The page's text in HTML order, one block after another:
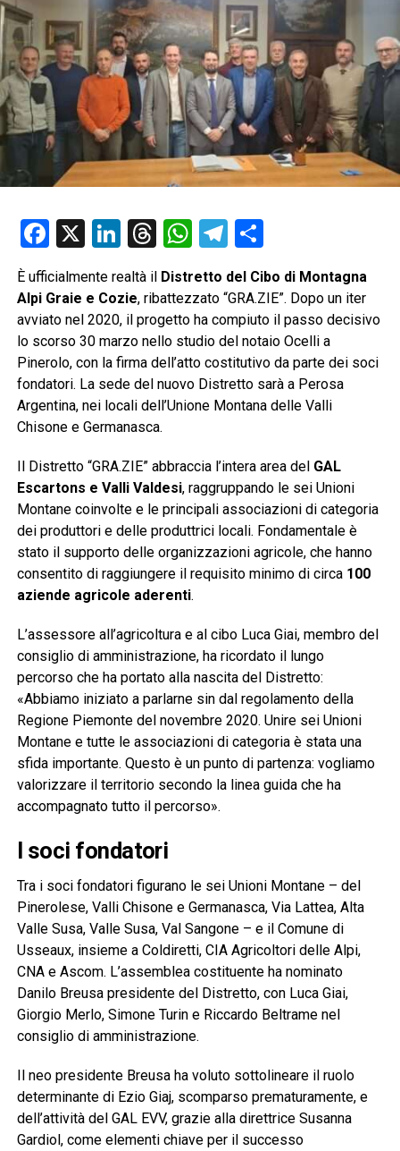
Facebook
X LinkedIn
Threads
WhatsApp
Telegram
Condividi
È ufficialmente realtà il Distretto del Cibo di Montagna
Alpi Graie e Cozie, ribattezzato “GRA.ZIE”. Dopo un iter
avviato nel 2020, il progetto ha compiuto il passo decisivo
lo scorso 30 marzo nello studio del notaio Ocelli a
Pinerolo, con la firma dell’atto costitutivo da parte dei soci
fondatori. La sede del nuovo Distretto sarà a Perosa
Argentina, nei locali dell’Unione Montana delle Valli
Chisone e Germanasca.
Il Distretto “GRA.ZIE” abbraccia l’intera area del GAL
Escartons e Valli Valdesi, raggruppando le sei Unioni
Montane coinvolte e le principali associazioni di categoria
dei produttori e delle produttrici locali. Fondamentale è
stato il supporto delle organizzazioni agricole, che hanno
consentito di raggiungere il requisito minimo di circa 100
aziende agricole aderenti.
L’assessore all’agricoltura e al cibo Luca Giai, membro del
consiglio di amministrazione, ha ricordato il lungo
percorso che ha portato alla nascita del Distretto:
«Abbiamo iniziato a parlarne sin dal regolamento della
Regione Piemonte del novembre 2020. Unire sei Unioni
Montane e tutte le associazioni di categoria è stata una
sfida importante. Questo è un punto di partenza: vogliamo
valorizzare il territorio secondo la linea guida che ha
accompagnato tutto il percorso».
I soci fondatori
Tra i soci fondatori figurano le sei Unioni Montane – del
Pinerolese, Valli Chisone e Germanasca, Via Lattea, Alta
Valle Susa, Valle Susa, Val Sangone – e il Comune di
Usseaux, insieme a Coldiretti, CIA Agricoltori delle Alpi,
CNA e Ascom. L’assemblea costituente ha nominato
Danilo Breusa presidente del Distretto, con Luca Giai,
Giorgio Merlo, Simone Turin e Riccardo Beltrame nel
consiglio di amministrazione.
Il neo presidente Breusa ha voluto sottolineare il ruolo
determinante di Ezio Giaj, scomparso prematuramente, e
dell’attività del GAL EVV, grazie alla direttrice Susanna
Gardiol, come elementi chiave per il successo